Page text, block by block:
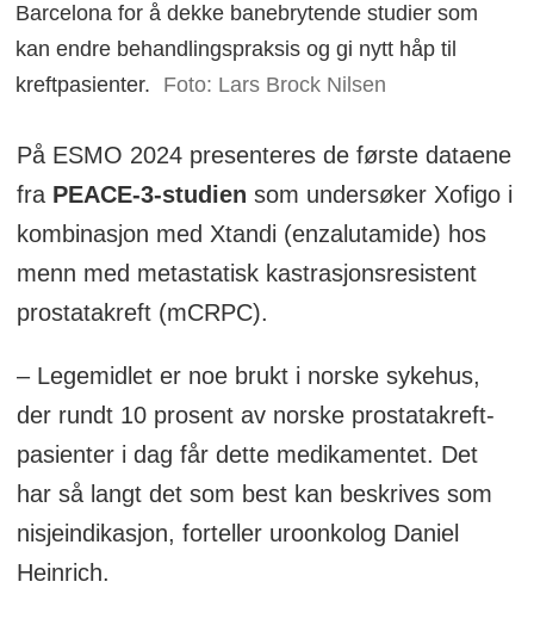
Barcelona for å dekke banebrytende studier som
kan endre behandlingspraksis og gi nytt håp til
kreftpasienter.
Foto: Lars Brock Nilsen
På ESMO 2024 presenteres de første dataene
fra PEACE-3-studien som undersøker Xofigo i
kombinasjon med Xtandi (enzalutamide) hos
menn med metastatisk kastrasjonsresistent
prostatakreft (mCRPC).
– Legemidlet er noe brukt i norske sykehus,
der rundt 10 prosent av norske prostatakreft-
pasienter i dag får dette medikamentet. Det
har så langt det som best kan beskrives som
nisjeindikasjon, forteller uroonkolog Daniel
Heinrich.